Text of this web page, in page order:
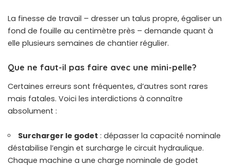
La finesse de travail – dresser un talus propre, égaliser un
fond de fouille au centimètre près – demande quant à
elle plusieurs semaines de chantier régulier.
Que ne faut-il pas faire avec une mini-pelle?
Certaines erreurs sont fréquentes, d’autres sont rares
mais fatales. Voici les interdictions à connaître
absolument :
Surcharger le godet : dépasser la capacité nominale
déstabilise l’engin et surcharge le circuit hydraulique.
Chaque machine a une charge nominale de godet